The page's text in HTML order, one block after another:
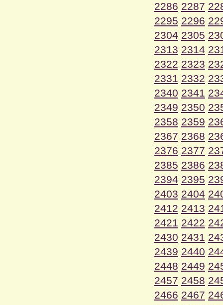
2286 2287
2295 2296
2304 2305
2313 2314
2322 2323
2331 2332
2340 2341
2349 2350
2358 2359
2367 2368
2376 2377
2385 2386
2394 2395
2403 2404
2412 2413
2421 2422
2430 2431
2439 2440
2448 2449
2457 2458
2466 2467